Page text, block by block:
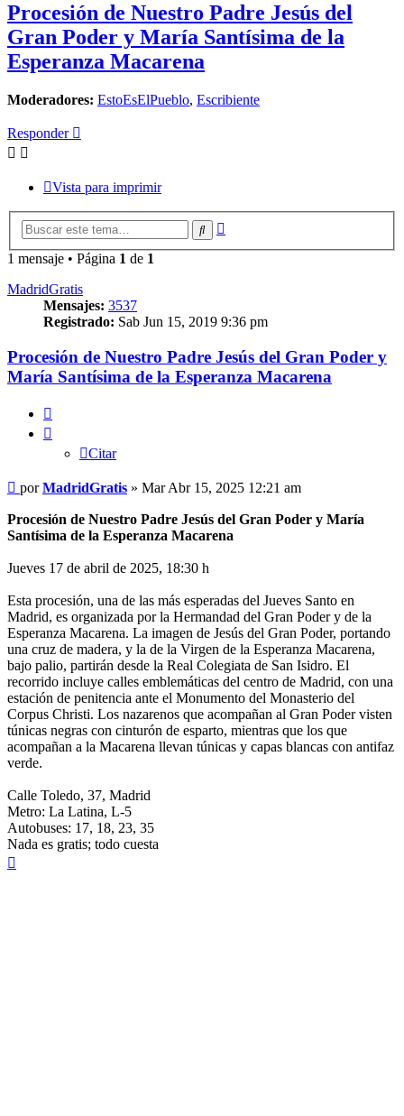
Procesión de Nuestro Padre Jesús del
Gran Poder y María Santísima de la
Esperanza Macarena
Moderadores: EstoEsElPueblo, Escribiente
Responder
Vista para imprimir
Buscar
1 mensaje • Página 1 de 1
MadridGratis
Mensajes: 3537
Registrado: Sab Jun 15, 2019 9:36 pm
Procesión de Nuestro Padre Jesús del Gran Poder y
María Santísima de la Esperanza Macarena
Citar
Mensaje
porMadridGratis » Mar Abr 15, 2025 12:21 am
Procesión de Nuestro Padre Jesús del Gran Poder y María
Santísima de la Esperanza Macarena
Jueves 17 de abril de 2025, 18:30 h
Esta procesión, una de las más esperadas del Jueves Santo en
Madrid, es organizada por la Hermandad del Gran Poder y de la
Esperanza Macarena. La imagen de Jesús del Gran Poder, portando
una cruz de madera, y la de la Virgen de la Esperanza Macarena,
bajo palio, partirán desde la Real Colegiata de San Isidro. El
recorrido incluye calles emblemáticas del centro de Madrid, con una
estación de penitencia ante el Monumento del Monasterio del
Corpus Christi. Los nazarenos que acompañan al Gran Poder visten
túnicas negras con cinturón de esparto, mientras que los que
acompañan a la Macarena llevan túnicas y capas blancas con antifaz
verde.
Calle Toledo, 37, Madrid
Metro: La Latina, L-5
Autobuses: 17, 18, 23, 35
Nada es gratis; todo cuesta